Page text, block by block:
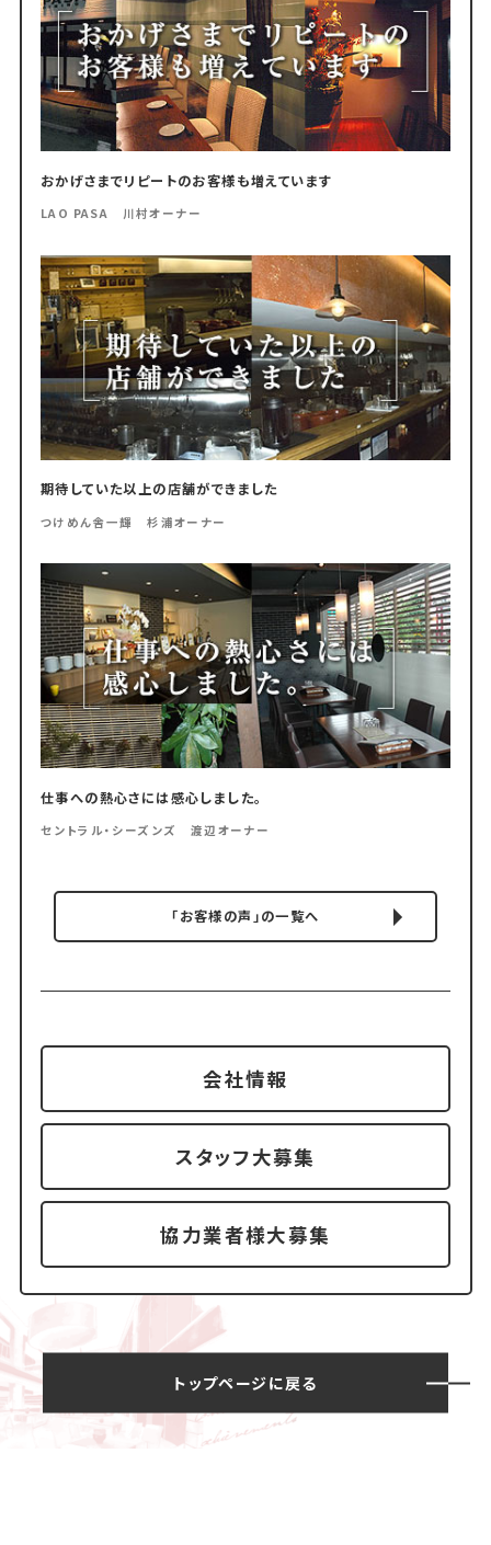
おかげさまでリピートのお客様も増えています
LAO PASA 川村オーナー
期待していた以上の店舗ができました
つけめん舎一輝 杉浦オーナー
仕事への熱心さには感心しました。
セントラル・シーズンズ 渡辺オーナー
「お客様の声」の一覧へ
会社情報
スタッフ大募集
協力業者様大募集
トップページに戻る